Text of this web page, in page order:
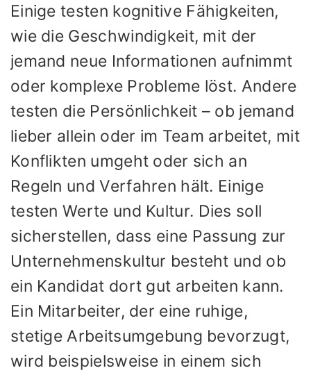
Einige testen kognitive Fähigkeiten,
wie die Geschwindigkeit, mit der
jemand neue Informationen aufnimmt
oder komplexe Probleme löst. Andere
testen die Persönlichkeit – ob jemand
lieber allein oder im Team arbeitet, mit
Konflikten umgeht oder sich an
Regeln und Verfahren hält. Einige
testen Werte und Kultur. Dies soll
sicherstellen, dass eine Passung zur
Unternehmenskultur besteht und ob
ein Kandidat dort gut arbeiten kann.
Ein Mitarbeiter, der eine ruhige,
stetige Arbeitsumgebung bevorzugt,
wird beispielsweise in einem sich